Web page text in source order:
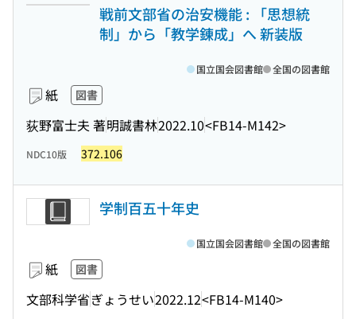
戦前文部省の治安機能 : 「思想統
制」から「教学錬成」へ 新装版
紙 図書
荻野富士夫 著明誠書林2022.10<FB14-M142>
国立国会図書館 全国の図書館
NDC10版 372.106
学制百五十年史
紙 図書
文部科学省ぎょうせい2022.12<FB14-M140>
国立国会図書館 全国の図書館